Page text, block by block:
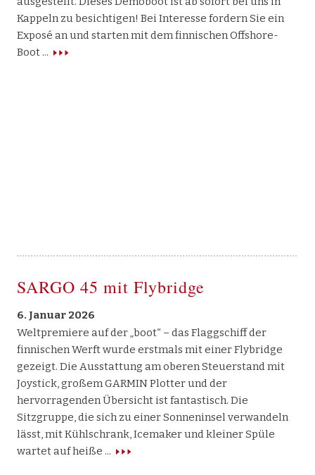
Kappeln zu besichtigen! Bei Interesse fordern Sie ein
Exposé an und starten mit dem finnischen Offshore-
Boot
SARGO 45 mit Flybridge
6. Januar 2026
Weltpremiere auf der „boot“ – das Flaggschiff der
finnischen Werft wurde erstmals mit einer Flybridge
gezeigt. Die Ausstattung am oberen Steuerstand mit
Joystick, großem GARMIN Plotter und der
hervorragenden Übersicht ist fantastisch. Die
Sitzgruppe, die sich zu einer Sonneninsel verwandeln
lässt, mit Kühlschrank, Icemaker und kleiner Spüle
wartet auf heiße